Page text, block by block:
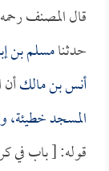
قال المصنف
حدثنامسلم بن
أنس بن مالك
المسجد خطيئة،
قوله: [ باب في